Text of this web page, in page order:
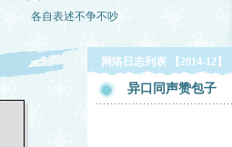
各自表述不争不吵
网络日志列表 【2014-12】
异口同声赞包子